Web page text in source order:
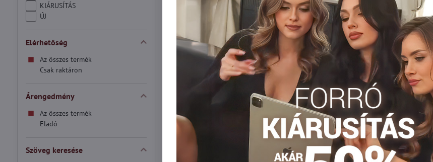
KIÁRUSÍTÁS
ÚJ
Elérhetőség
Az összes termék
Csak raktáron
Árengedmény
Az összes termék
Eladó
Szöveg keresése